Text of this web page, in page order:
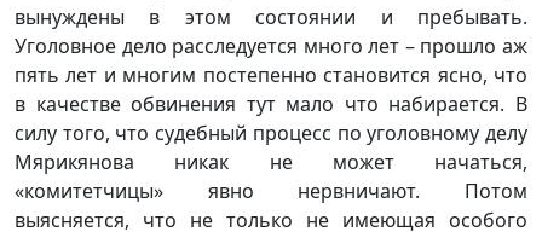
вынуждены в этом состоянии и пребывать.
Уголовное дело расследуется много лет – прошло аж
пять лет и многим постепенно становится ясно, что
в качестве обвинения тут мало что набирается. В
силу того, что судебный процесс по уголовному делу
Мярикянова никак не может начаться,
«комитетчицы» явно нервничают. Потом
выясняется, что не только не имеющая особого